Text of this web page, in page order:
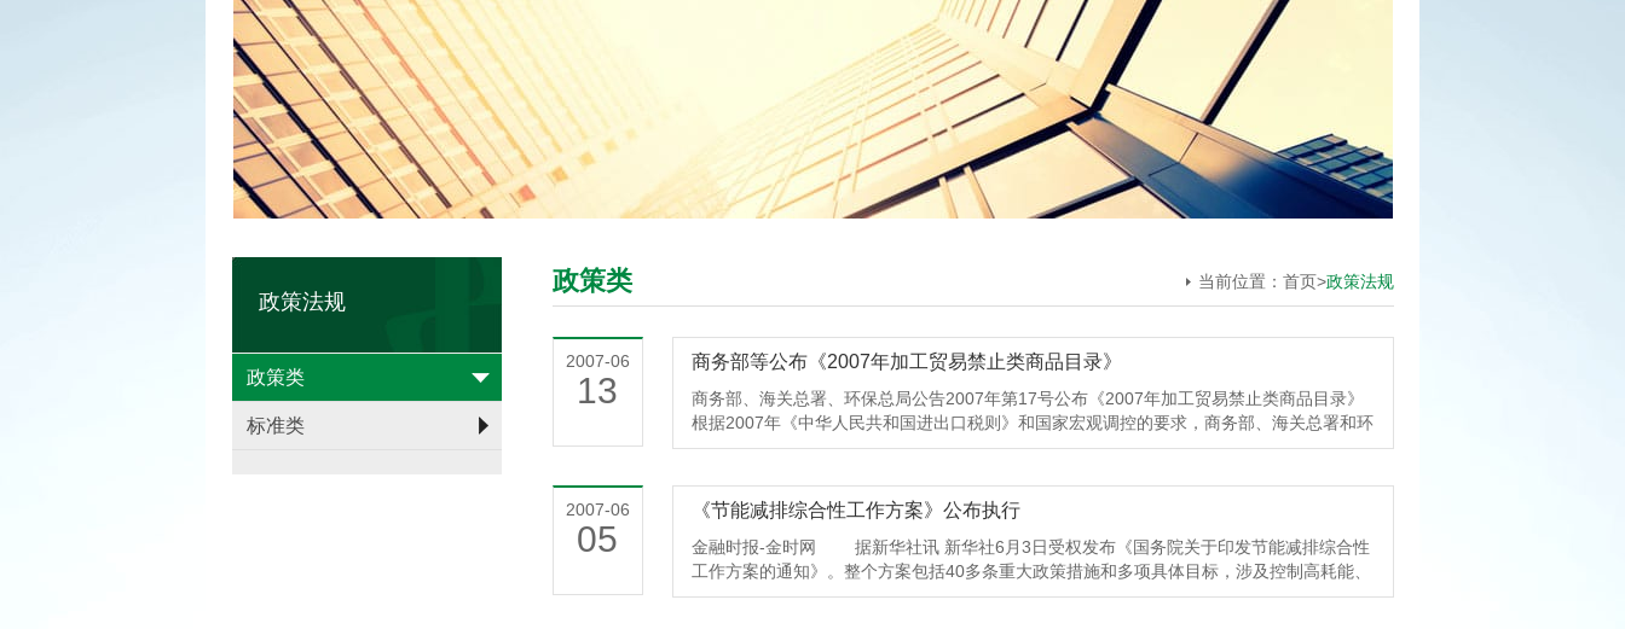
政策法规
政策类
标准类
当前位置： 首页>政策法规
政策类
2007-06
13
商务部等公布《2007年加工贸易禁止类商品目录》
商务部、海关总署、环保总局公告2007年第17号公布《2007年加工贸易禁止类商品目录》
根据2007年《中华人民共和国进出口税则》和国家宏观调控的要求，商务部、海关总署和环
保总局拟定了2007年加工贸易禁止类商品目录，现予公布并将有关事项公告如下：一、国家
许按规定向海关申请加工贸易备案，并在经审批的合同有效期内执行完毕；以企业为单元管
理的联网监管企业允许在2008年4月5日前执行完毕。上述业务到期仍未执行完毕的不予延
期，按加工贸易有关规定办理四、加工贸易禁止类目录中新增补商品到期无法出口需申请内
2007-06
05
《节能减排综合性工作方案》公布执行
金融时报-金时网 据新华社讯 新华社6月3日受权发布《国务院关于印发节能减排综合性
工作方案的通知》。整个方案包括40多条重大政策措施和多项具体目标，涉及控制高耗能、
高污染行业过快增长、加快淘汰落后生产能力、完善促进产业结构调整的政策措施、积极推